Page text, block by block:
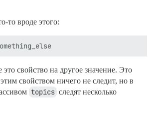
то вроде этого:
это свойство на другое значение. Это
свойством ничего не следит, но в
topics следят несколько